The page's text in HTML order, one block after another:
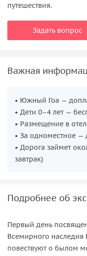
путешествия.
Задать вопрос
Важная
• Южный Гоа —
• Дети 0–4 лет —
• Размещение в
• За одноместное —
• Дорога займет
завтрак)
Подробнее об
Первый день
Всемирного
повествуют о былом